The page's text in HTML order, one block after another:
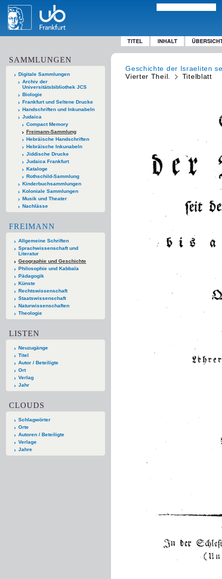
TITEL INHALT
SAMMLUNGEN
Digitale Sammlungen
Archiv der
Universitätsbibliothek JCS
Biologie
Frankfurt und Seltene Drucke
Handschriften und Inkunabeln
Judaica
Compact Memory
Freimann-Sammlung
Hebräische Handschriften
Hebräische Inkunabeln
Jiddische Drucke
Judaica Frankfurt
Kataloge
Rothschild-Sammlung
Kinderbuchsammlungen
Koloniale Sammlungen
Musik und Theater
Nachlässe
FREIMANN
Allgemeine Schriften
Sprachwissenschaft und
Literatur
Geographie und Geschichte
Philosophie und Kabbala
Pädagogik
Künste
Rechtswissenschaft
Staatswissenschaft
Naturwissenschaften
Theologie
LISTEN
Neuzugänge
Titel
Autor / Beteiligte
Ort
Verlag
Jahr
CLOUDS
Schlagwörter
Orte
Autoren / Beteiligte
Verlage
Jahre
Geschichte der Israeliten
Vierter Theil.
Titelblatt